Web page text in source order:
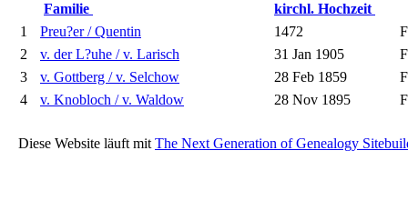
Familie
kirchl. Hochzeit
1
Preu?er / Quentin 1472
2
v. der L?uhe / v. Larisch 31 Jan 1905
3
v. Gottberg / v. Selchow 28 Feb 1859
4
v. Knobloch / v. Waldow 28 Nov 1895
Diese Website läuft mit The Next Generation of Genealogy